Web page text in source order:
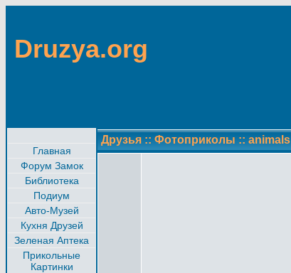
Druzya.org
Главная
Форум Замок
Библиотека
Подиум
Авто-Музей
Кухня Друзей
Зеленая Аптека
Прикольные
Картинки
Друзья :: Фотоприколы :: animals